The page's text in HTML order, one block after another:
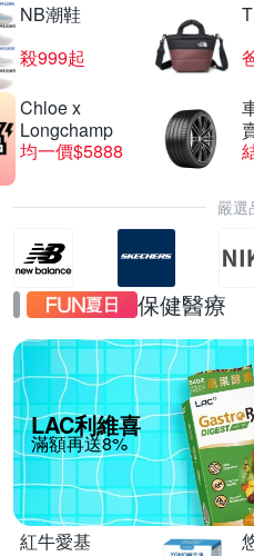
NB潮鞋
殺999起
Chloe x
Longchamp
均一價$5888
嚴選
保健醫療
LAC利維喜
滿額再送8%
紅牛愛基